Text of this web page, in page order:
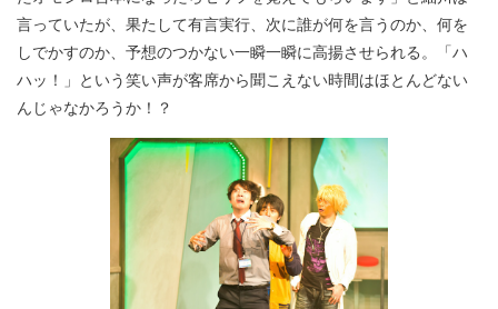
言っていたが、果たして有言実行、次に誰が何を言うのか、何を
しでかすのか、予想のつかない一瞬一瞬に高揚させられる。「ハ
ハッ！」という笑い声が客席から聞こえない時間はほとんどない
んじゃなかろうか！？